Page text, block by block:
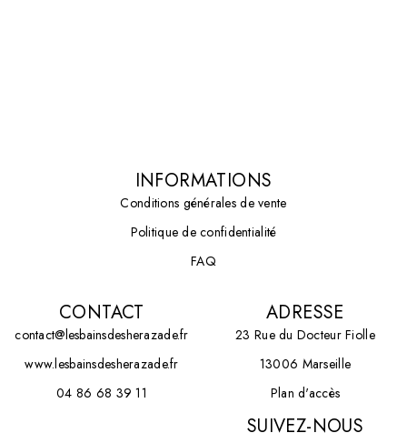
CONTACT
contact@lesbainsdesherazade.fr
www.lesbainsdesherazade.fr
04 86 68 39 11
ADRESSE
23 Rue du Docteur Fiolle
13006 Marseille
Plan d'accès
SUIVEZ-NOUS
INFORMATIONS
Conditions générales de vente
Politique de confidentialité
FAQ